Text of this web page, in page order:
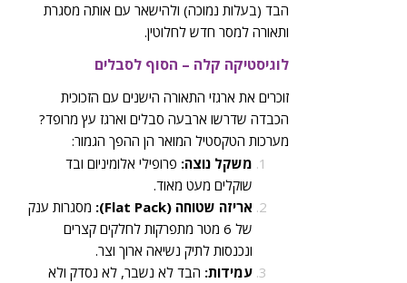
הבד (בעלות נמוכה) ולהישאר עם אותה מסגרת
ותאורה למסר חדש לחלוטין.
לוגיסטיקה קלה – הסוף לסבלים
זוכרים את ארגזי התאורה הישנים עם הזכוכית
הכבדה שדרשו ארבעה סבלים וארגז עץ מרופד?
מערכות הטקסטיל המואר הן ההפך הגמור:
משקל נוצה: פרופילי אלומיניום ובד
שוקלים מעט מאוד.
אריזה שטוחה (Flat Pack):
מסגרות ענק
של 6 מטר מתפרקות לחלקים קצרים
ונכנסות לתיק נשיאה ארוך וצר.
עמידות: הבד לא נשבר, לא נסדק ולא